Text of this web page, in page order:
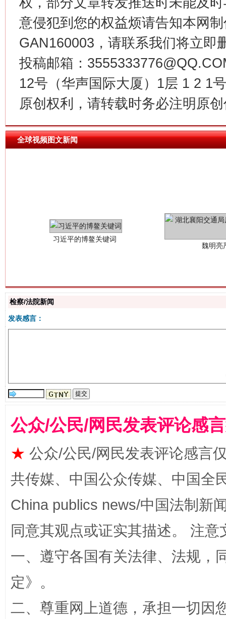
意侵犯到您的权益烦请告知本网
GAN160003，请联系我们将立即
投稿邮箱：
12号（华声国际大厦）1层 1 2 1
原创权利，请转载时务必注明原
全球视频图文新闻
今
揭批美国五大"原罪" "炒
解纷+调解+退费，一次搞定
检察/法院新闻
发表感言：
公众/公民/网民发表评论感
★ 公众/公民/网民发表评论感言
共传媒、中国公众传媒、中国全
China publics news/中国法制新
同意其观点或证实其描述。 注
一、遵守各国有关法律、法规，
定》。
二、尊重网上道德，承担一切因